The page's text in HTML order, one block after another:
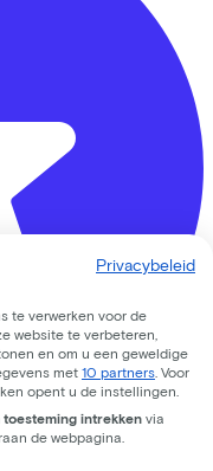
Privacybeleid
te verwerken voor de
website te verbeteren,
en om u een geweldige
met 10 partners . Voor
opent u de instellingen.
toesteming intrekken via
de webpagina.